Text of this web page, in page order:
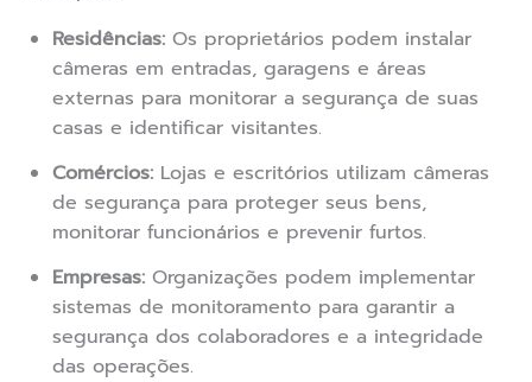
Residências: Os proprietários podem instalar
câmeras em entradas, garagens e áreas
externas para monitorar a segurança de suas
casas e identificar visitantes.
Comércios: Lojas e escritórios utilizam câmeras
de segurança para proteger seus bens,
monitorar funcionários e prevenir furtos.
Empresas: Organizações podem implementar
sistemas de monitoramento para garantir a
segurança dos colaboradores e a integridade
das operações.